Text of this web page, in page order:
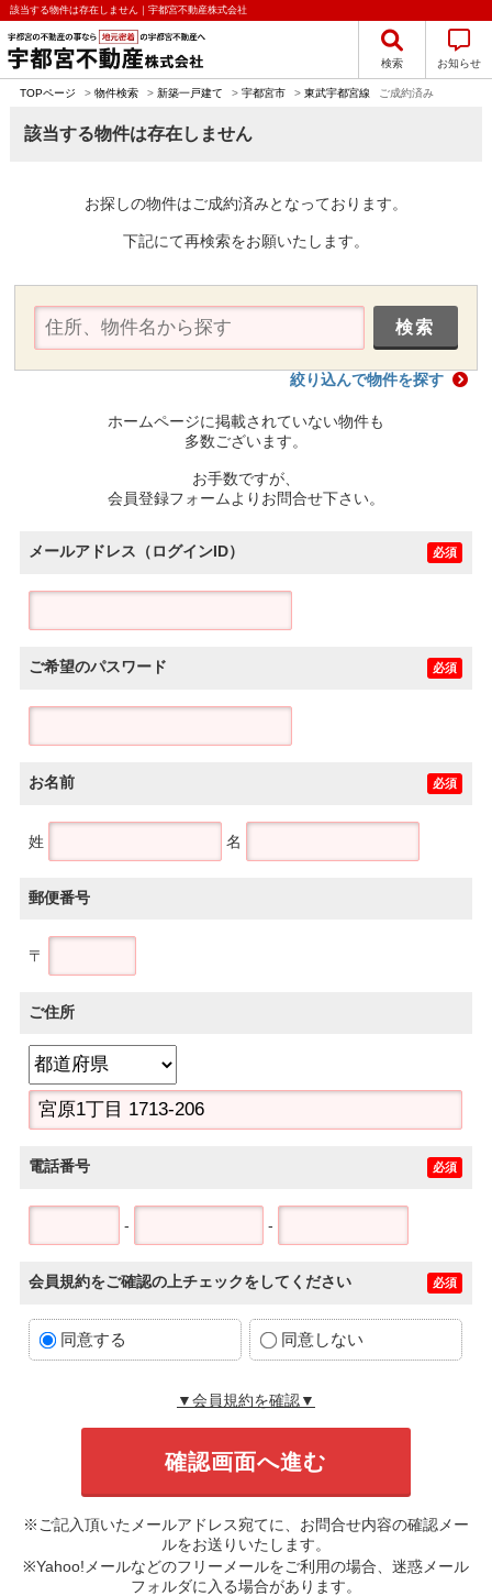
該当する物件は存在しません｜宇都宮不動産株式会社
検索 お知らせ
TOPページ > 物件検索 > 新築一戸建て > 宇都宮市 > 東武宇都宮線 ご成約済み
該当する物件は存在しません
お探しの物件はご成約済みとなっております。
下記にて再検索をお願いたします。
絞り込んで物件を探す
ホームページに掲載されていない物件も
多数ございます。
お手数ですが、
会員登録フォームよりお問合せ下さい。
メールアドレス（ログインID） 必須
ご希望のパスワード 必須
お名前 必須
姓 名
郵便番号
〒
ご住所
電話番号 必須
- -
会員規約をご確認の上チェックをしてください 必須
同意する 同意しない
▼会員規約を確認▼
※ご記入頂いたメールアドレス宛てに、お問合せ内容の確認メー
ルをお送りいたします。
※Yahoo!メールなどのフリーメールをご利用の場合、迷惑メール
フォルダに入る場合があります。